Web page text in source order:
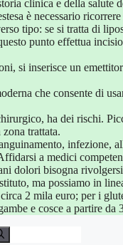
clinica e della
è necessario
tipo: se si tratta di
punto effettua
si inserisce un
che consente di
ha dei rischi.
trattata.
infezione,
a medici
dolori bisogna
ma possiamo in
2 mila euro; per i
e cosce a partire da